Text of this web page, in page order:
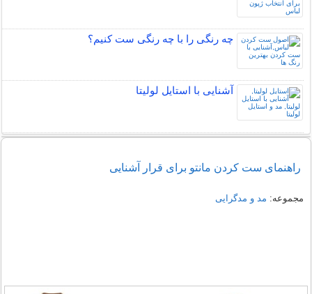
چه رنگی را با چه رنگی ست کنیم؟
آشنایی با استایل لولیتا
راهنمای ست کردن مانتو برای قرار آشنایی
مجموعه: مد و مدگرایی